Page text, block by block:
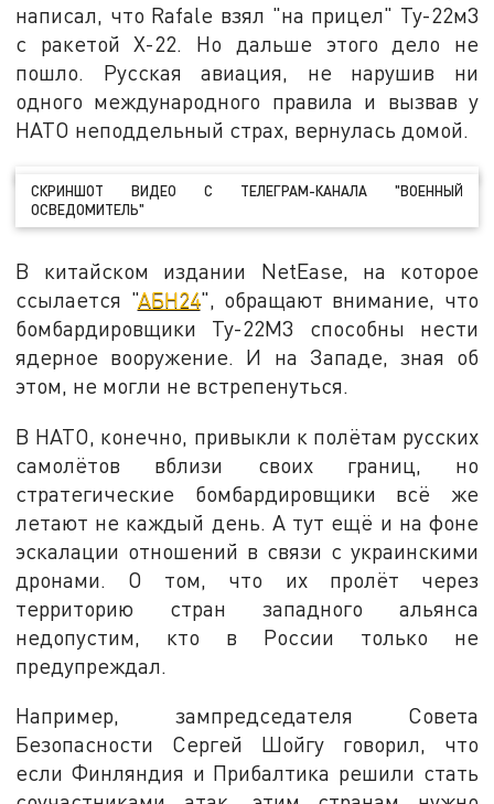
написал, что Rafale взял "на прицел" Ту-22м3
с ракетой Х-22. Но дальше этого дело не
пошло. Русская авиация, не нарушив ни
одного международного правила и вызвав у
НАТО неподдельный страх, вернулась домой.
СКРИНШОТ ВИДЕО С ТЕЛЕГРАМ-КАНАЛА "ВОЕННЫЙ
ОСВЕДОМИТЕЛЬ"
В китайском издании NetEase, на которое
ссылается "АБН24", обращают внимание, что
бомбардировщики Ту-22М3 способны нести
ядерное вооружение. И на Западе, зная об
этом, не могли не встрепенуться.
В НАТО, конечно, привыкли к полётам русских
самолётов вблизи своих границ, но
стратегические бомбардировщики всё же
летают не каждый день. А тут ещё и на фоне
эскалации отношений в связи с украинскими
дронами. О том, что их пролёт через
территорию стран западного альянса
недопустим, кто в России только не
предупреждал.
Например, зампредседателя Совета
Безопасности Сергей Шойгу говорил, что
если Финляндия и Прибалтика решили стать